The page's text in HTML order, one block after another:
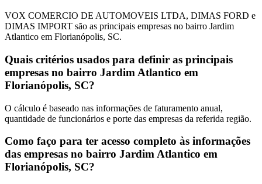
VOX COMERCIO DE AUTOMOVEIS LTDA, DIMAS FORD e
DIMAS IMPORT são as principais empresas no bairro Jardim
Atlantico em Florianópolis, SC.
Quais critérios usados para definir as principais
empresas no bairro Jardim Atlantico em
Florianópolis, SC?
O cálculo é baseado nas informações de faturamento anual,
quantidade de funcionários e porte das empresas da referida região.
Como faço para ter acesso completo às informações
das empresas no bairro Jardim Atlantico em
Florianópolis, SC?